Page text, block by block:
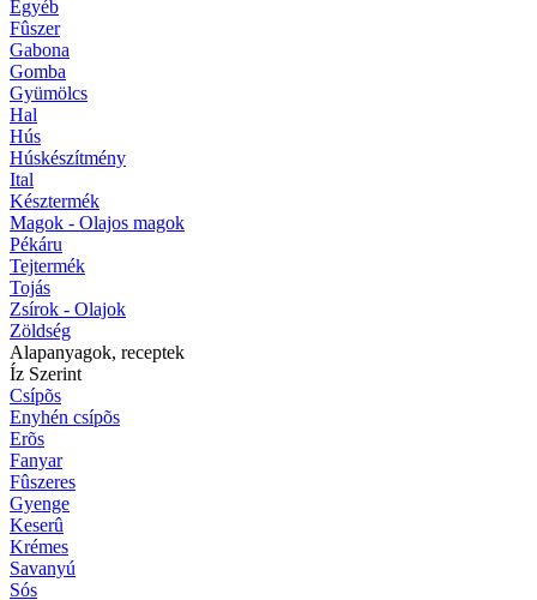
Egyéb
Fûszer
Gabona
Gomba
Gyümölcs
Hal
Hús
Húskészítmény
Ital
Késztermék
Magok - Olajos magok
Pékáru
Tejtermék
Tojás
Zsírok - Olajok
Zöldség
Alapanyagok, receptek
Íz Szerint
Csípõs
Enyhén csípõs
Erõs
Fanyar
Fûszeres
Gyenge
Keserû
Krémes
Savanyú
Sós